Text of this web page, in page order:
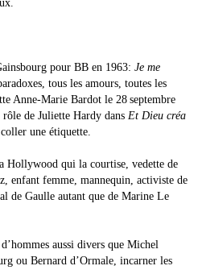
pour BB en 1963: Je me
tous les amours, toutes les
Anne-Marie Bardot le 28 septembre
de Juliette Hardy dans Et Dieu créa
une étiquette.
Hollywood qui la courtise, vedette de
enfant femme, mannequin, activiste de
de Gaulle autant que de Marine Le
aussi divers que Michel
ou Bernard d’Ormale, incarner les